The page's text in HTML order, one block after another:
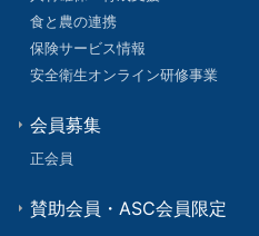
食と農の連携
保険サービス情報
安全衛生オンライン研修事業
会員募集
正会員
賛助会員・ASC会員限定